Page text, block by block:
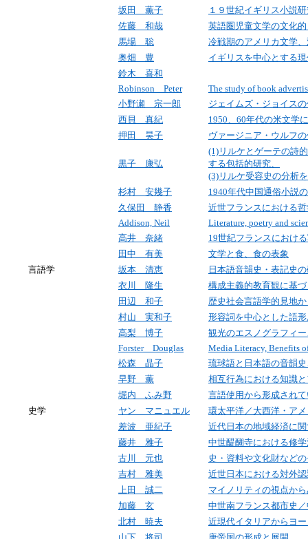
坂田 薫子
１９世紀イギリス小説
佐藤 和哉
英語圏児童文学の文化
馬場 聡
冷戦期のアメリカ文学
奥畑 豊
イギリスを中心とする
鈴木 喜和
Robinson Peter
The study of book
小野瀬 宗一郎
ジェイムズ・ジョイス
西貝 真紀
1950、 60年代の米文学
押田 昊子
ヴァージニア・ウルフ
黒子 康弘
(1)リルケとゲーテの詩
する包括的研究、
(3)リルケ受容史の分析
杉村 安幾子
1940年代中国通俗小説
久保田 静香
近世フランスにおける
Addison, Neil
Literature, poetry and
高井 奈緒
19世紀フランスにおけ
田中 有美
文学と食、食の表象
言語学
坂本 清恵
日本語音韻史・表記史
衣川 隆生
構成主義的教育観に基
田辺 和子
歴史社会言語学的見地
村山 実和子
形容詞を中心とした語
高梨 博子
観光のエスノグラフィ
Forster Douglas
Media Literacy, Benefits
松森 晶子
琉球語と日本語の音韻
早野 薫
相互行為における知識
堀内 ふみ野
言語使用から形成され
史学
ヤン マニュエル
環太平洋／大西洋・ア
差波 亜紀子
近代日本の地域経済に
藤井 雅子
中世醍醐寺における修
古川 元也
史・資料や文化財など
吉村 雅美
近世日本における対外
上田 誠二
マイノリティの視点か
加藤 玄
中世南フランス都市史
北村 暁夫
近現代イタリアからヨ